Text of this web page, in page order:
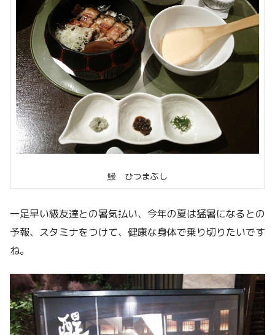
鰻 ひつまぶし
一足早い級友達との暑気払い、今年の夏は猛暑になるとの
予報、スタミナをつけて、健康な身体で乗り切りたいです
ね。